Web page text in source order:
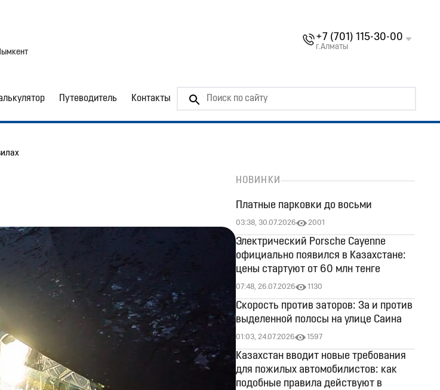
+7 (701) 115-30-00
г.Алматы
Путеводитель Контакты
НОВИНКИ
Платные парковки до восьми
03:38, 30.07.2026 2001
Электрический Porsche Cayenne
официально появился в Казахстане:
цены стартуют от 60 млн тенге
07:48, 26.07.2026 1130
Скорость против заторов: За и против
выделенной полосы на улице Саина
01:03, 24.07.2026 1597
Казахстан вводит новые требования
для пожилых автомобилистов: как
подобные правила действуют в